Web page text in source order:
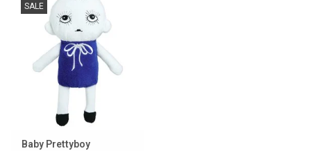
SALE
Baby Prettyboy